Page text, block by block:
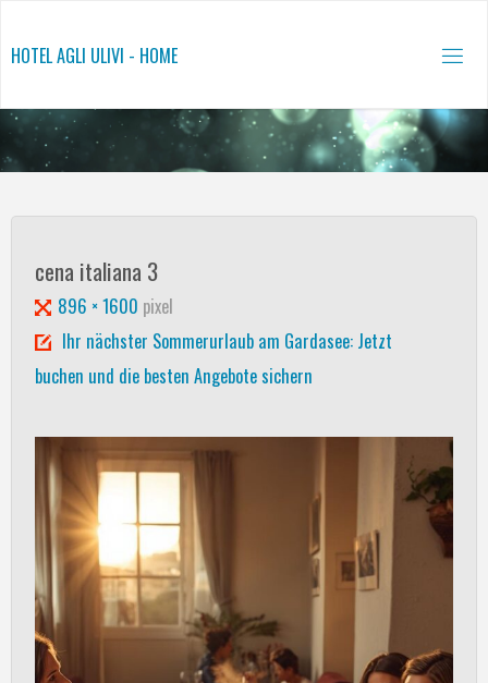
contenuto
HOTEL AGLI ULIVI - HOME
cena italiana 3
Tutta
larghezza
896 × 1600 pixel
Ihr nächster Sommerurlaub am Gardasee: Jetzt
buchen und die besten Angebote sichern